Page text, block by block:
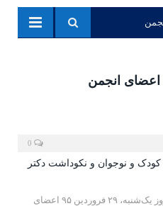
اعضای انجمن
کودک و نوجوان و نکوداشت دکتر
سرانجام بچه‌ها خدا را برمی‌گردانند روز یک‌شنبه، ۲۹ فروردین ۹۵ اعضای